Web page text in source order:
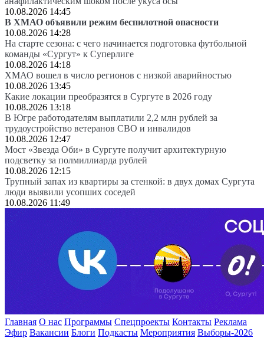
10.08.2026 14:45
В ХМАО объявили режим беспилотной опасности
10.08.2026 14:28
На старте сезона: с чего начинается подготовка футбольной
команды «Сургут» к Суперлиге
10.08.2026 14:18
ХМАО вошел в число регионов с низкой аварийностью
10.08.2026 13:45
Какие локации преобразятся в Сургуте в 2026 году
10.08.2026 13:18
В Югре работодателям выплатили 2,2 млн рублей за
трудоустройство ветеранов СВО и инвалидов
10.08.2026 12:47
Мост «Звезда Оби» в Сургуте получит архитектурную
подсветку за полмиллиарда рублей
10.08.2026 12:15
Трупный запах из квартиры за стенкой: в двух домах Сургута
люди выявили усопших соседей
10.08.2026 11:49
Главная О нас Программы Спецпроекты Контакты Реклама
Эфир Вакансии Блоги Подкасты Мероприятия Выборы-2026